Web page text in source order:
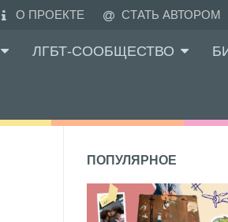
О ПРОЕКТЕ СТАТЬ АВТОРОМ
ЛГБТ-СООБЩЕСТВО
ПОПУЛЯРНОЕ